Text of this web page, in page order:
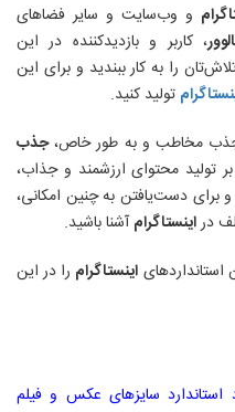
و وب‌سایت و سایر فضاهای
، کاربر و بازدیدکننده در این
را به کار ببندید و برای این
تولید کنید.
جذب مخاطب و به طور خاص،جذب
تولید محتوای ارزشمند و جذاب،
و برای دست‌یافتن به چنین امکانی،
دراینستاگرامآشنا باشید.
اینستاگرام را در این
استاندارد سایزهای عکس و فیلم